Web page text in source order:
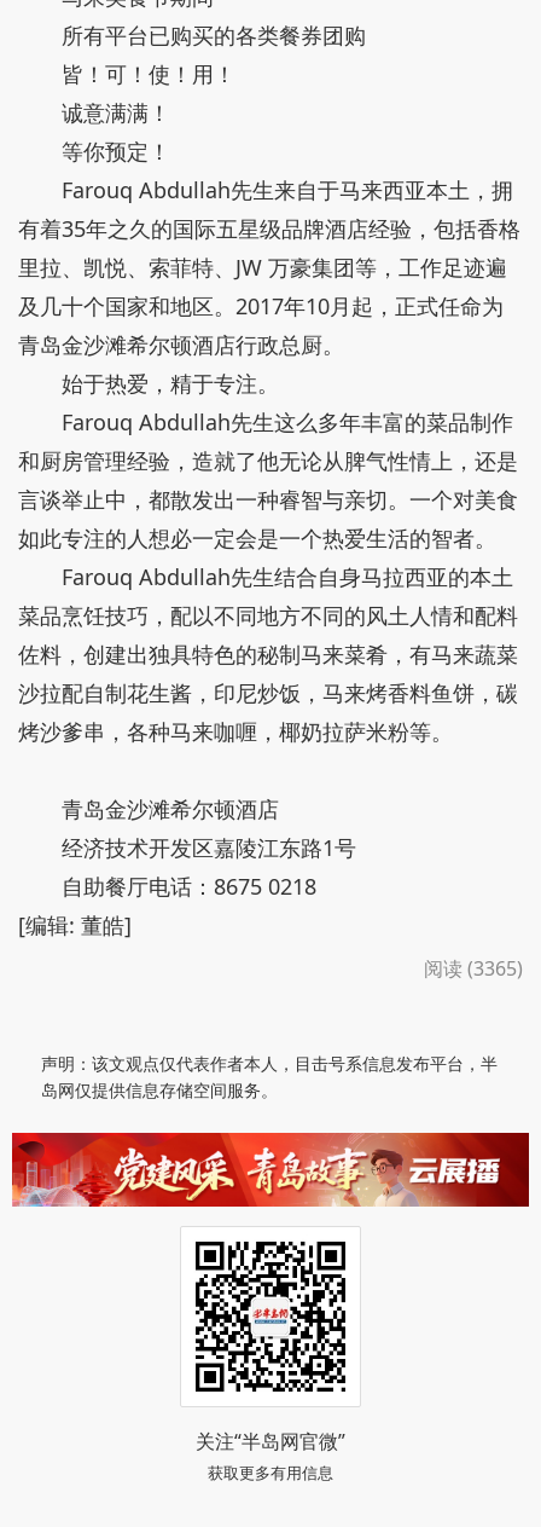
所有平台已购买的各类餐券团购
皆！可！使！用！
诚意满满！
等你预定！
Farouq Abdullah先生来自于马来西亚本土，拥
有着35年之久的国际五星级品牌酒店经验，包括香格
里拉、凯悦、索菲特、JW 万豪集团等，工作足迹遍
及几十个国家和地区。2017年10月起，正式任命为
青岛金沙滩希尔顿酒店行政总厨。
始于热爱，精于专注。
Farouq Abdullah先生这么多年丰富的菜品制作
和厨房管理经验，造就了他无论从脾气性情上，还是
言谈举止中，都散发出一种睿智与亲切。一个对美食
如此专注的人想必一定会是一个热爱生活的智者。
Farouq Abdullah先生结合自身马拉西亚的本土
菜品烹饪技巧，配以不同地方不同的风土人情和配料
佐料，创建出独具特色的秘制马来菜肴，有马来蔬菜
沙拉配自制花生酱，印尼炒饭，马来烤香料鱼饼，碳
烤沙爹串，各种马来咖喱，椰奶拉萨米粉等。
青岛金沙滩希尔顿酒店
经济技术开发区嘉陵江东路1号
自助餐厅电话：8675 0218
[编辑: 董皓]
阅读 (3365)
声明：该文观点仅代表作者本人，目击号系信息发布平台，半
岛网仅提供信息存储空间服务。
关注“半岛网官微”
获取更多有用信息